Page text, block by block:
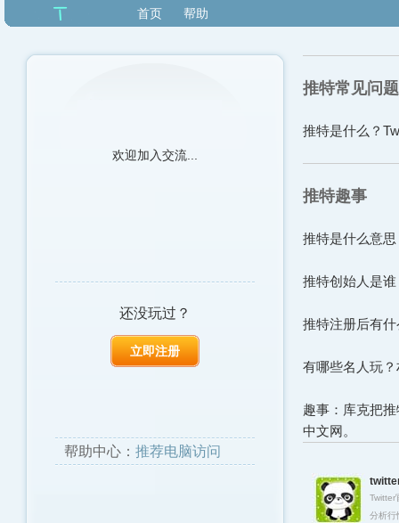
首页 帮助
欢迎加入交流...
还没玩过？
立即注册
帮助中心： 推荐电脑访问
推特常见问题
推特是什么？
推特趣事
推特是什么意
推特创始人是谁
推特注册后有
有哪些名人玩
趣事：库克把
中文网。
Twitter
分析行